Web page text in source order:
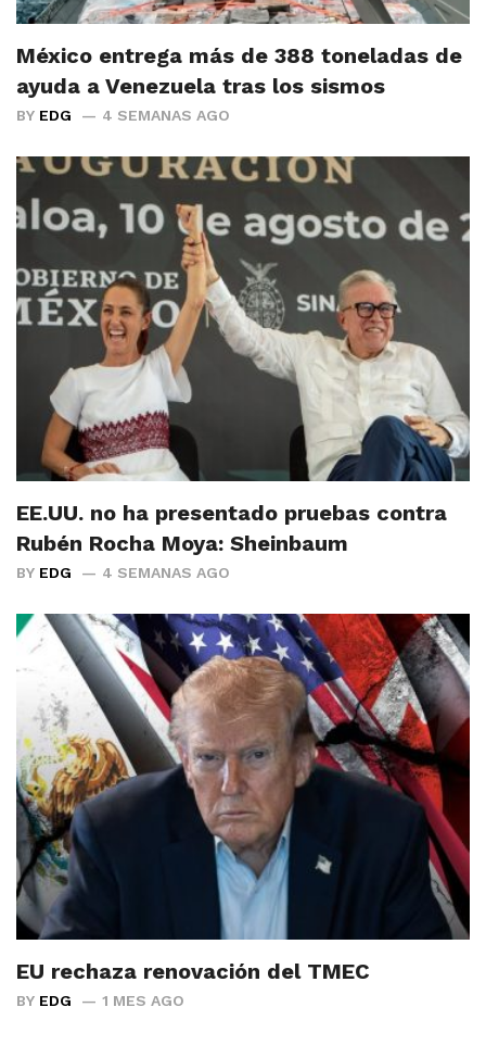
México entrega más de 388 toneladas de
ayuda a Venezuela tras los sismos
BY EDG 4 SEMANAS AGO
EE.UU. no ha presentado pruebas contra
Rubén Rocha Moya: Sheinbaum
BY EDG 4 SEMANAS AGO
EU rechaza renovación del TMEC
BY EDG 1 MES AGO